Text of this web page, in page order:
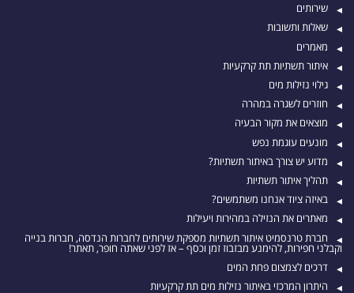
שירותים
שאלות ותשובות
מאמרים
איתור תשתיות תת קרקעיות
גילוי נזילות מים
חוזרים לשגרה במהרה
מוצאים את מקור הבעיה
מונעים עוגמת נפש
מדוע יש צורך באיתור תשתיות?
תהליך איתור תשתיות
באיזה ציוד אנחנו משתמשים?
מאתרים את הנזילה במהירות ויעילות
חברת טרנסמיט איתור תשתיות מספקת שירותים לחברות הנדסה, חברות בנייה
וקבלני חפירות, להימנע מבזבוז זמן וכסף – אז לפני שאתה חופר, תאתר!
דרכים לצמצום פחת המים
היתרון המרכזי באיתור נזילות מים תת קרקעיות